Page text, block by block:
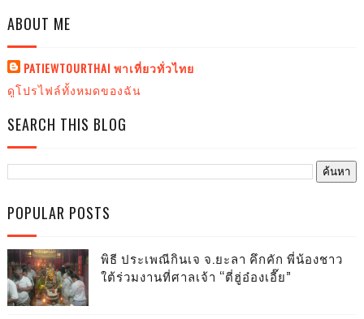
ABOUT ME
PATIEWTOURTHAI พาเที่ยวทั่วไทย
ดูโปรไฟล์ทั้งหมดของฉัน
SEARCH THIS BLOG
POPULAR POSTS
พิธี ประเพณีกินเจ จ.ยะลา คึกคัก พี่น้องชาว
ใต้ร่วมงานที่ศาลเจ้า “ตี่ฮู่อ๋องเอี๊ย”